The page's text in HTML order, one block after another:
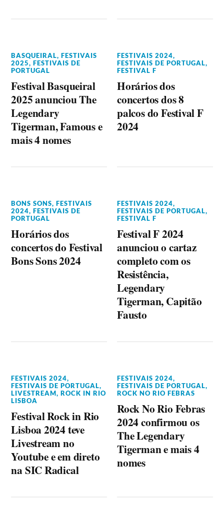
BASQUEIRAL,FESTIVAIS
2025,FESTIVAIS DE
PORTUGAL
Festival Basqueiral
2025 anunciou The
Legendary
Tigerman, Famous e
mais 4 nomes
FESTIVAIS 2024,
FESTIVAIS DE PORTUGAL,
FESTIVAL F
Horários dos
concertos dos 8
palcos do Festival F
2024
BONS SONS,FESTIVAIS
2024,FESTIVAIS DE
PORTUGAL
Horários dos
concertos do Festival
Bons Sons 2024
FESTIVAIS 2024,
FESTIVAIS DE PORTUGAL,
FESTIVAL F
Festival F 2024
anunciou o cartaz
completo com os
Resistência,
Legendary
Tigerman, Capitão
Fausto
FESTIVAIS 2024,
FESTIVAIS DE PORTUGAL,
LIVESTREAM,ROCK IN RIO
LISBOA
Festival Rock in Rio
Lisboa 2024 teve
Livestream no
Youtube e em direto
na SIC Radical
FESTIVAIS 2024,
FESTIVAIS DE PORTUGAL,
ROCK NO RIO FEBRAS
Rock No Rio Febras
2024 confirmou os
The Legendary
Tigerman e mais 4
nomes